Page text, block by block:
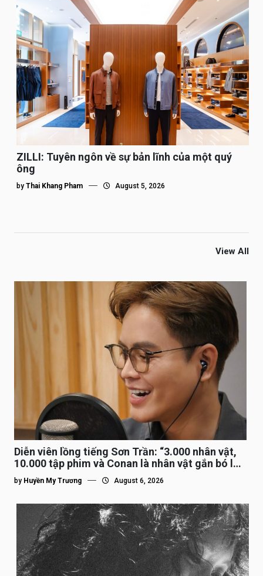
ZILLI: Tuyên ngôn về sự bản lĩnh của một quý
ông
by Thai Khang Pham August 5, 2026
View All
Diễn viên lồng tiếng Sơn Trần: “3.000 nhân vật,
10.000 tập phim và Conan là nhân vật gắn bó lâu
nhất”
by Huyền My Trương August 6, 2026